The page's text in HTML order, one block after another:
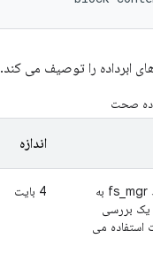
ابرداده را توصیف می کند.
صحت
اندازه
توسط fs_mgr به
یک بررسی
استفاده می
4 بایت